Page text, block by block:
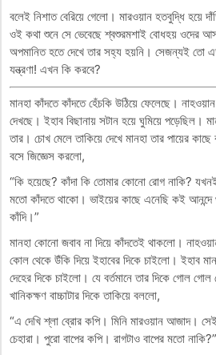
বলেই নিশাত বেরিয়ে গেলো। মারওয়ান হতবুদ্ধি হয়ে
ওই কথা শুনে সে ভেবেছে শ্বশুরমশাই বোধহয় ওদের
অপমানিত হতে দেখে তার সহ্য হয়নি। সেজন্যই
যন্ত্রণা! এখন কি করবে?
মানহা কাঁদতে কাঁদতে হেঁচকি উঠিয়ে ফেলেছে।
দেখছে। ইহাব বিছানায় সটান হয়ে ঘুমিয়ে পড়েছিল।
তার। চোখ মেলে তাকিয়ে দেখে মানহা তার পায়ের
বসে জিজ্ঞেস করলো,
“কি হয়েছে? কাঁদা কি তোমার কোনো রোগ নাকি?
মতো কাঁদতে থাকো। ভাইয়ের কাছে এনেছি কই আনন্দে
কাঁদি।”
মানহা কোনো জবাব না দিয়ে কাঁদতেই থাকলো।
কোল থেকে উঁকি দিয়ে ইহাবের দিকে চাইলো। ইহাব
দেহের দিকে চাইলো। যে বর্তমানে তার দিকে গোল
খানিকক্ষণ বাচ্চাটার দিকে তাকিয়ে বললো,
“এ দেখি শ্লা ব্রোর কপি। মিনি মারওয়ান আজাদ।
চেহারা। পুরো বাপের কপি। রাগটাও বাপের মতো নাকি?”